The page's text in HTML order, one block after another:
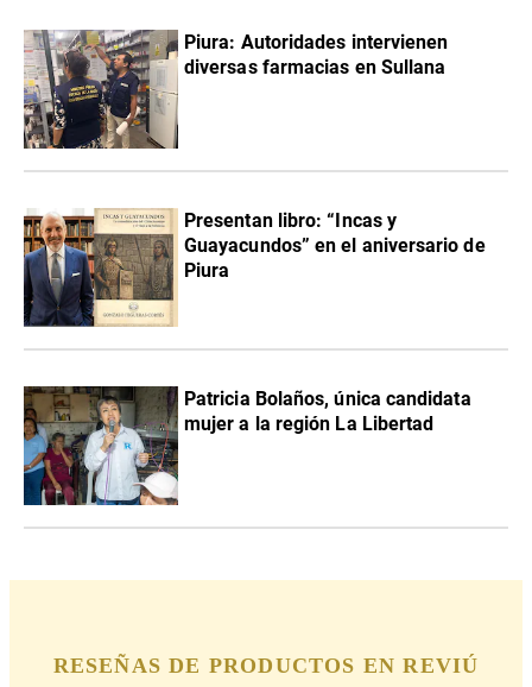
Piura: Autoridades intervienen
diversas farmacias en Sullana
Presentan libro: “Incas y
Guayacundos” en el aniversario de
Piura
Patricia Bolaños, única candidata
mujer a la región La Libertad